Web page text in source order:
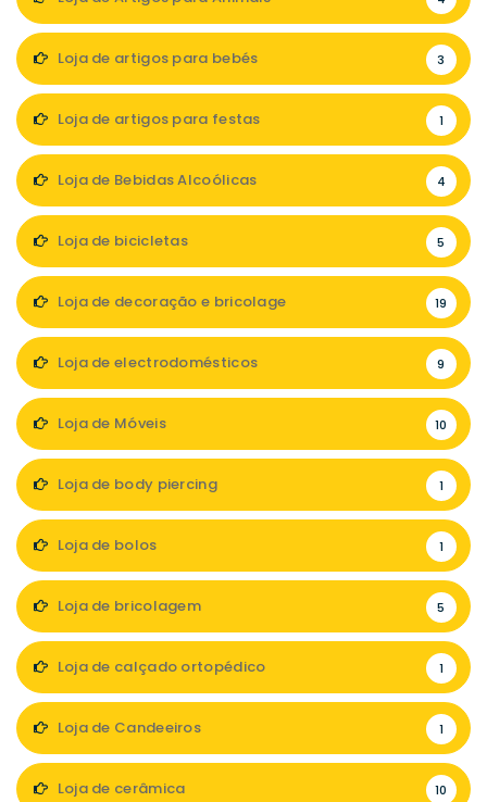
Loja de artigos para bebés 3
Loja de artigos para festas 1
Loja de Bebidas Alcoólicas 4
Loja de bicicletas 5
Loja de decoração e bricolage 19
Loja de electrodomésticos 9
Loja de Móveis 10
Loja de body piercing 1
Loja de bolos 1
Loja de bricolagem 5
Loja de calçado ortopédico 1
Loja de Candeeiros 1
Loja de cerâmica 10